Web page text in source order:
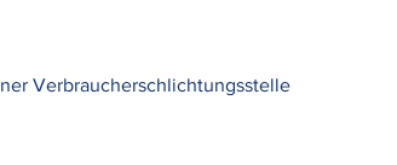
Verbraucherschlichtungsstelle